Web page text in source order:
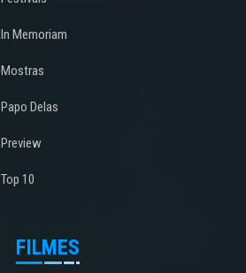
In Memoriam
Mostras
Papo Delas
Preview
Top 10
FILMES